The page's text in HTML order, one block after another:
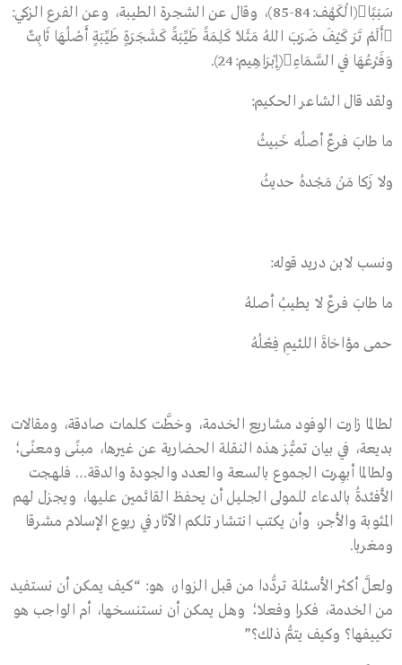
سَبَبًا(الْكَهْف:84-85)، وقال عن الشجرة الطيبة، وعن الفرع الزكي:
أَلَمْ تَرَ كَيْفَ ضَرَبَ اللهُ مَثَلاً كَلِمَةً طَيِّبَةً كَشَجَرَةٍ طَيِّبَةٍ أَصْلُهَا ثَابِتٌ
وَفَرْعُهَا فِي السَّمَاءِ(إِبْرَاهِيم:24).
ولقد قال الشاعر الحكيم:
ما طابَ فرعٌ أصلُه خَبيثُ
ولا زَكا مَنْ مَجْدهُ حديثُ
ونسب لابن دريد قوله:
ما طابَ فرعٌ لا يطيبُ أصلهُ
حمى مؤاخاةَ اللئيمِ فِعْلُهُ
لطالما زارت الوفود مشاريع الخدمة، وخطَّت كلمات صادقة، ومقالات
بديعة، في بيان تميُّز هذه النقلة الحضارية عن غيرها، مبنًى ومعنًى؛
ولطالما أبهِرت الجموع بالسعة والعدد والجودة والدقة… فلهجت
الأفئدةُ بالدعاء للمولى الجليل أن يحفظ القائمين عليها، ويجزل لهم
المثوبة والأجر، وأن يكتب انتشار تلكم الآثار في ربوع الإسلام مشرقا
ومغربا.
ولعلَّ أكثر الأسئلة تردُّدا من قبل الزوار، هو: “كيف يمكن أن نستفيد
من الخدمة، فكرا وفعلا؛ وهل يمكن أن نستنسخها، أم الواجب هو
تكييفها؟ وكيف يتمُّ ذلك؟”